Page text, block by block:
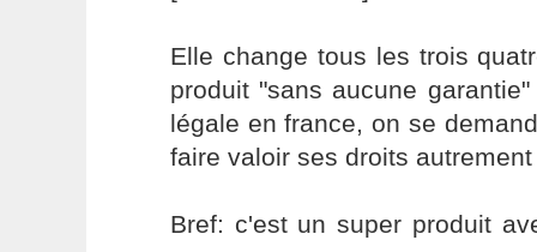
Elle change tous les trois
produit "sans aucune
légale en france, on se
faire valoir ses droits
Bref: c'est un super produit